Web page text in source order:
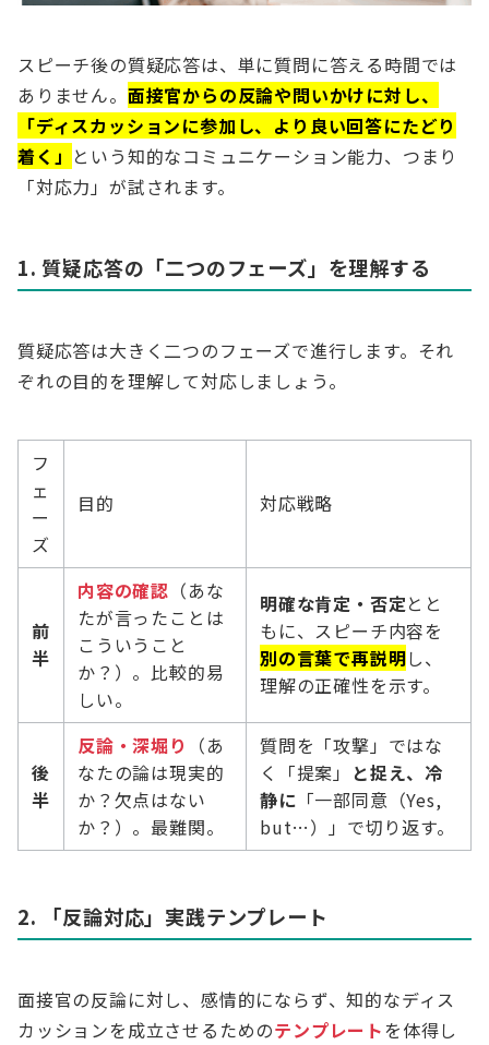
スピーチ後の質疑応答は、単に質問に答える時間では
ありません。 面接官からの反論や問いかけに対し、
「ディスカッションに参加し、より良い回答にたどり
着く」 という知的なコミュニケーション能力、つまり
「対応力」が試されます。
1. 質疑応答の「二つのフェーズ」を理解する
質疑応答は大きく二つのフェーズで進行します。それ
ぞれの目的を理解して対応しましょう。
フ
ェ
ー
ズ
目的 対応戦略
前
半
内容の確認 （あな
たが言ったことは
こういうこと
か？）。比較的易
しい。
明確な肯定・否定とと
もに、スピーチ内容を
別の言葉で再説明し、
理解の正確性を示す。
後
半
反論・深堀り
（あ
なたの論は現実的
か？欠点はない
か？）。最難関。
質問を「攻撃」ではな
く「提案」 と捉え、冷
静に 「一部同意（Yes,
but…）」で切り返す。
2. 「反論対応」実践テンプレート
面接官の反論に対し、感情的にならず、知的なディス
カッションを成立させるためのテンプレートを体得し